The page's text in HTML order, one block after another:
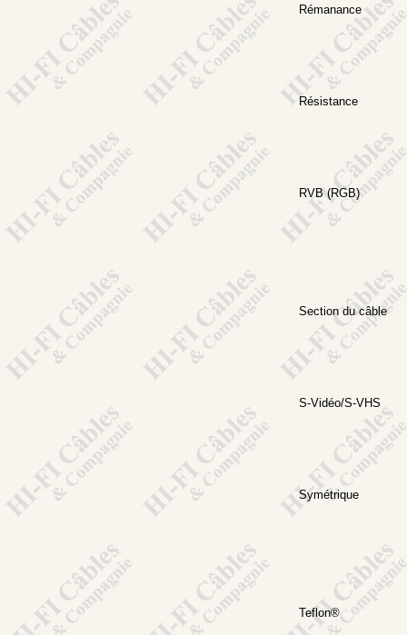
Rémanance
Résistance
RVB (RGB)
Section du câble
S-Vidéo/S-VHS
Symétrique
Teflon®